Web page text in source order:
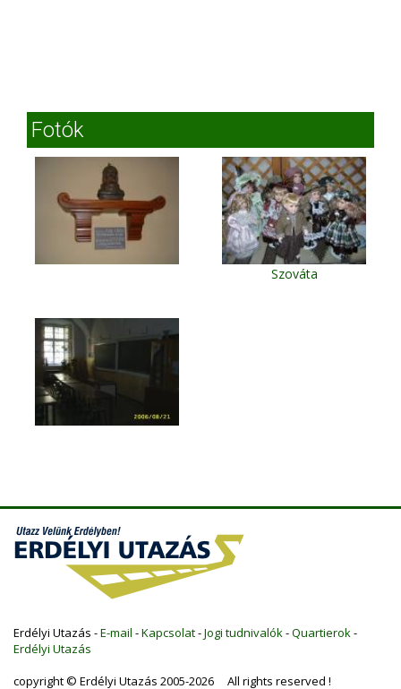
Fotók
Szováta
Erdélyi Utazás -E-mail -Kapcsolat-Jogi tudnivalók-Quartierok-
Erdélyi Utazás
copyright © Erdélyi Utazás 2005-2026 All rights reserved !